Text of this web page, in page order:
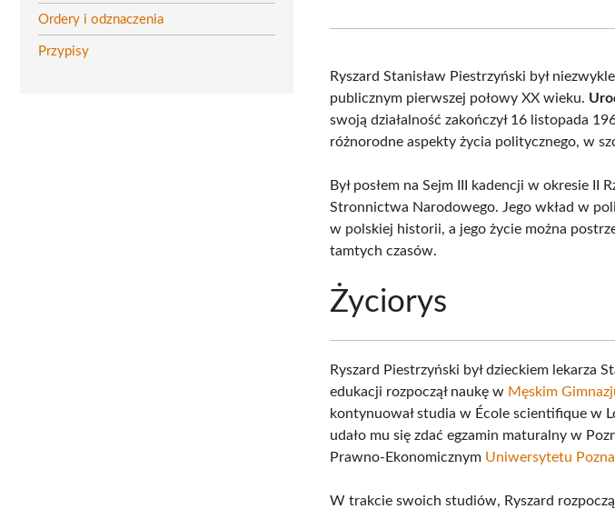
Ordery i odznaczenia
Przypisy
Ryszard Stanisław Piestrzyński był
publicznym pierwszej połowy XX wieku.
swoją działalność zakończył 16 listopada
różnorodne aspekty życia politycznego, w
Był posłem na Sejm III kadencji w okresie II
Stronnictwa Narodowego. Jego wkład w
w polskiej historii, a jego życie można
tamtych czasów.
Życiorys
Ryszard Piestrzyński był dzieckiem lekarza
edukacji rozpoczął naukę w Męskim
kontynuował studia w École scientifique w
udało mu się zdać egzamin maturalny w
Prawno-Ekonomicznym Uniwersytetu
W trakcie swoich studiów, Ryszard